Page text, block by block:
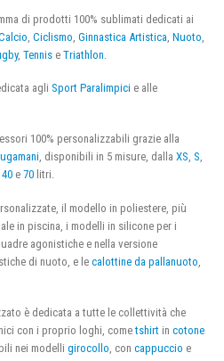
di prodotti 100% sublimati dedicati ai
Ciclismo Ginnastica Artistica Nuoto
, Tennis e Triathlon
agli Sport Paralimpici e alle
100% personalizzabili grazie alla
, disponibili in 5 misure, dalla XS, S,
40 e 70 litri.
il modello in poliestere, più
in piscina, i modelli in silicone per i
agonistiche e nella versione
di nuoto, e le calottine da pallanuoto
è dedicata a tutte le collettività che
con i proprio loghi, cometshirt in cotone
nei modelli girocollo , con cappuccio e